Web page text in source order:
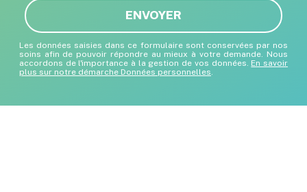
ENVOYER
Les données saisies dans ce formulaire sont conservées par nos
soins afin de pouvoir répondre au mieux à votre demande. Nous
accordons de l'importance à la gestion de vos données. En savoir
plus sur notre démarche Données personnelles.